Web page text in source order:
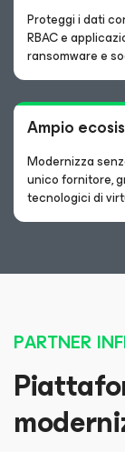
Proteggi i dati
RBAC e
ransomware e
Ampio
Modernizza
unico fornitore,
tecnologici di
PARTNER